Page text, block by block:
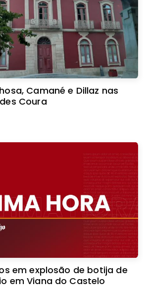
Camané e Dillaz nas
Coura
em explosão de botija de
em Viana do Castelo